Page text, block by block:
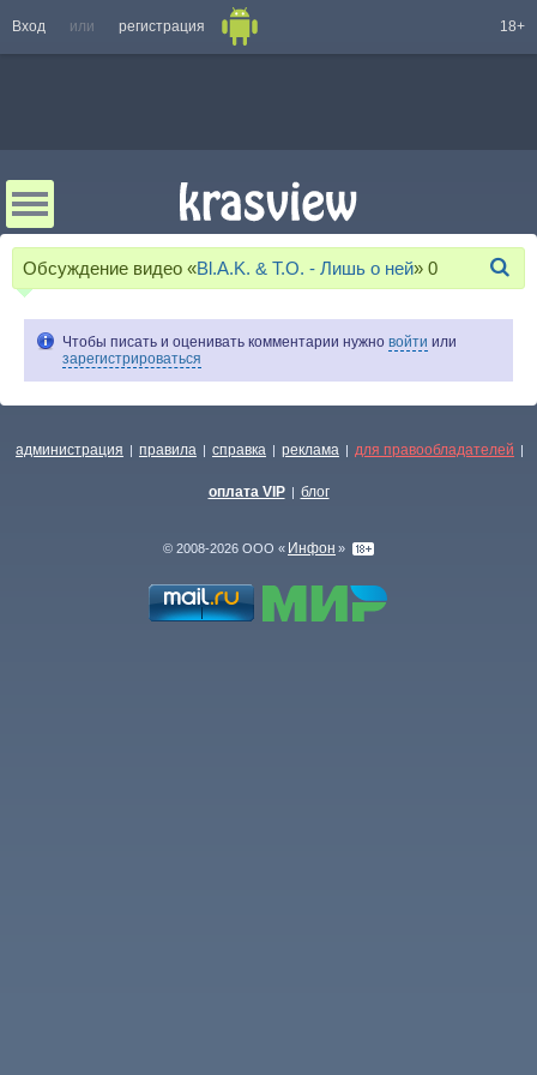
Вход или регистрация 18+
Обсуждение видео «Bl.A.K. & T.O. - Лишь о ней» 0
Чтобы писать и оценивать комментарии нужно войти или
зарегистрироваться
администрация | правила | справка | реклама | для правообладателей |
оплата VIP | блог
© 2008-2026 ООО « Инфон »